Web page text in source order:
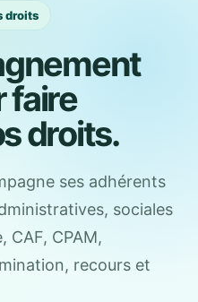
droits
faire
droits.
ses adhérents
sociales
CAF, CPAM,
recours et